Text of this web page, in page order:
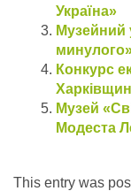
Україна»
Музейний
Конкурс
Музей
Модеста
This entry was